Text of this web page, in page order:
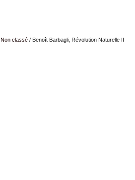
Non classé/ Benoît Barbagli, Révolution Naturelle II